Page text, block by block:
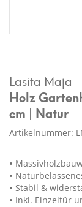
Lasita Maja
Holz
cm | Natur
Artikelnummer:
Stabil &
Inkl. Einzeltür